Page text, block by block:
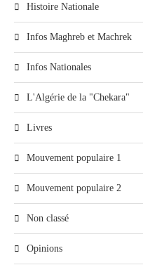
Histoire Nationale
Infos Maghreb et Machrek
Infos Nationales
L'Algérie de la "Chekara"
Livres
Mouvement populaire 1
Mouvement populaire 2
Non classé
Opinions